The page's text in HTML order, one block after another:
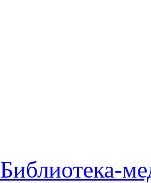
Библиотека-